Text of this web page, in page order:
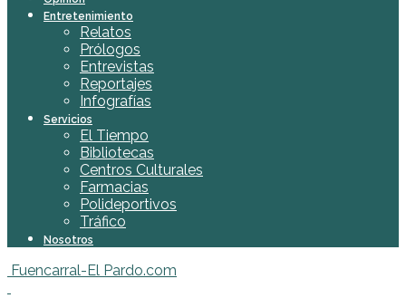
Entretenimiento
Relatos
Prólogos
Entrevistas
Reportajes
Infografías
Servicios
El Tiempo
Bibliotecas
Centros Culturales
Farmacias
Polideportivos
Tráfico
Nosotros
Fuencarral-El Pardo.com